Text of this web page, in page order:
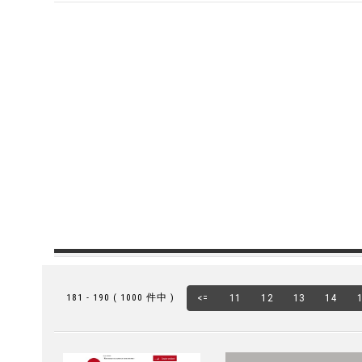
181 - 190 ( 1000 件中 ) <= 11 12 13 14